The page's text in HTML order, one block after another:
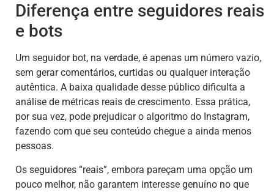
Diferença entre seguidores reais
e bots
Um seguidor bot, na verdade, é apenas um número vazio,
sem gerar comentários, curtidas ou qualquer interação
autêntica. A baixa qualidade desse público dificulta a
análise de métricas reais de crescimento. Essa prática,
por sua vez, pode prejudicar o algoritmo do Instagram,
fazendo com que seu conteúdo chegue a ainda menos
pessoas.
Os seguidores “reais”, embora pareçam uma opção um
pouco melhor, não garantem interesse genuíno no que